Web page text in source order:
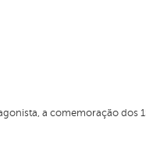
a comemoração dos